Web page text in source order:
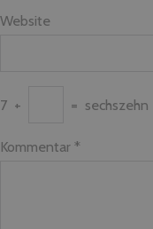
Website
7 + = sechszehn
Kommentar *